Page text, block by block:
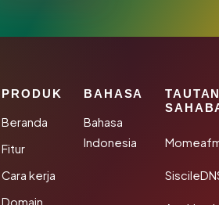
PRODUK
Beranda
Fitur
Cara kerja
BAHASA
Bahasa
Indonesia